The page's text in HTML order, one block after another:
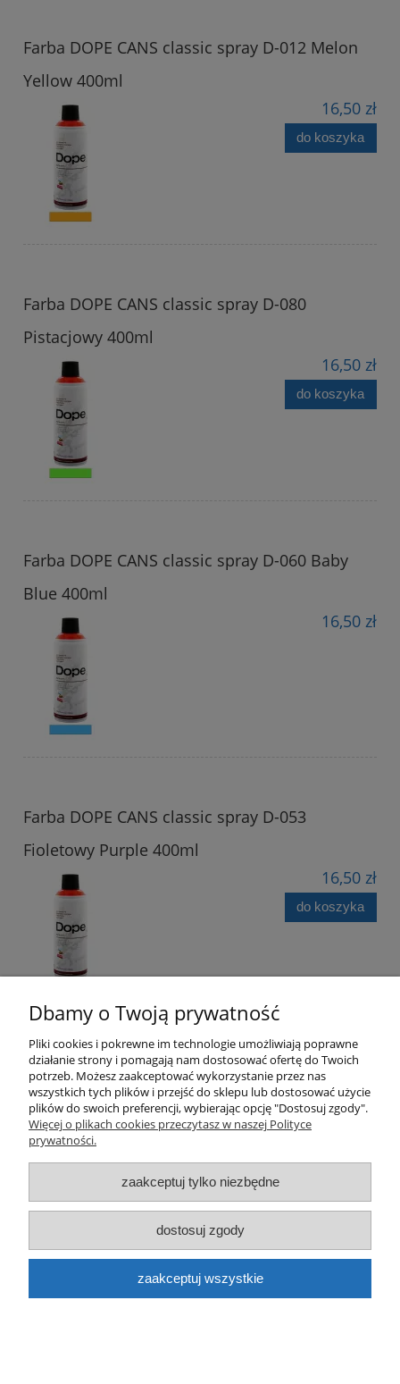
Farba DOPE CANS classic spray D-012 Melon
Yellow 400ml
16,50 zł
do koszyka
Farba DOPE CANS classic spray D-080
Pistacjowy 400ml
16,50 zł
do koszyka
Farba DOPE CANS classic spray D-060 Baby
Blue 400ml
16,50 zł
Farba DOPE CANS classic spray D-053
Fioletowy Purple 400ml
16,50 zł
do koszyka
Farba DOPE CANS classic spray D-040 Shock
Pink 400ml
do koszyka
Dbamy o Twoją prywatność
Pliki cookies i pokrewne im technologie umożliwiają poprawne
działanie strony i pomagają nam dostosować ofertę do Twoich
potrzeb. Możesz zaakceptować wykorzystanie przez nas
wszystkich tych plików i przejść do sklepu lub dostosować użycie
plików do swoich preferencji, wybierając opcję "Dostosuj zgody".
Więcej o plikach cookies przeczytasz w naszej Polityce
prywatności.
zaakceptuj tylko niezbędne
dostosuj zgody
zaakceptuj wszystkie